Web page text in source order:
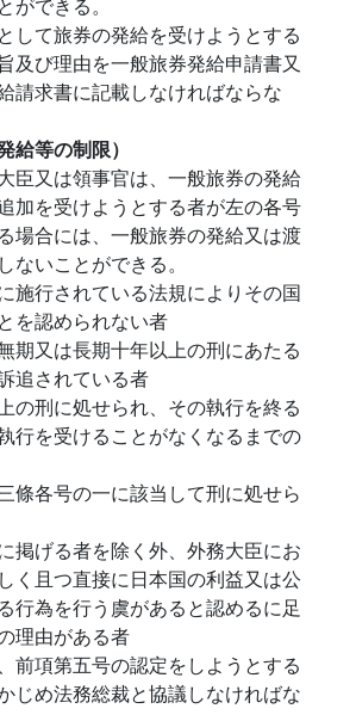
して旅券の発給を受けようとする
及び理由を一般旅券発給申請書又
請求書に記載しなければならな
給等の制限）
臣又は領事官は、一般旅券の発給
加を受けようとする者が左の各号
場合には、一般旅券の発給又は渡
ないことができる。
施行されている法規によりその国
を認められない者
期又は長期十年以上の刑にあたる
追されている者
の刑に処せられ、その執行を終る
行を受けることがなくなるまでの
條各号の一に該当して刑に処せら
掲げる者を除く外、外務大臣にお
く且つ直接に日本国の利益又は公
行為を行う虞があると認めるに足
理由がある者
前項第五号の認定をしようとする
じめ法務総裁と協議しなければな